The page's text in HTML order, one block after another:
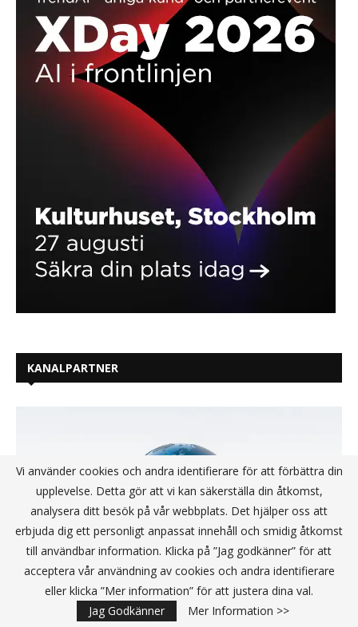
KANALPARTNER
Vi använder cookies och andra identifierare för att förbättra din
upplevelse. Detta gör att vi kan säkerställa din åtkomst,
analysera ditt besök på vår webbplats. Det hjälper oss att
erbjuda dig ett personligt anpassat innehåll och smidig åtkomst
till användbar information. Klicka på ”Jag godkänner” för att
acceptera vår användning av cookies och andra identifierare
eller klicka ”Mer information” för att justera dina val.
Jag Godkänner
Mer Information >>